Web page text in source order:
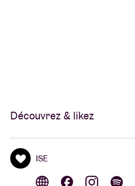
Découvrez & likez
ISE